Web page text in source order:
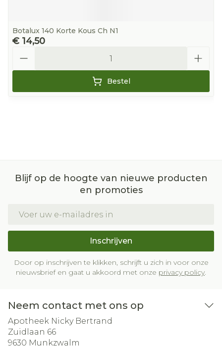
Botalux 140 Korte Kous Ch N1
€ 14,50
Bestel
Blijf op de hoogte van nieuwe producten
en promoties
Inschrijven
Door op inschrijven te klikken, schrijft u zich in voor onze
nieuwsbrief en gaat u akkoord met onze privacy policy.
Neem contact met ons op
Apotheek Nicky Bertrand
Zuidlaan 66
9630 Munkzwalm